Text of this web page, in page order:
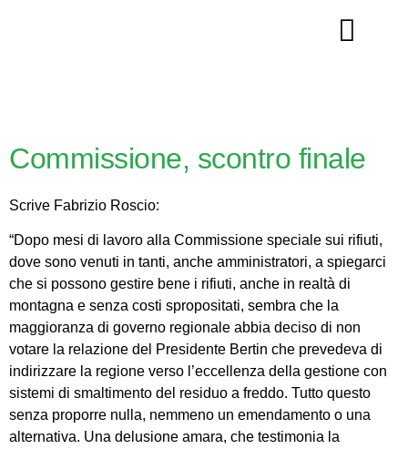
Commissione, scontro finale
Scrive Fabrizio Roscio:
“Dopo mesi di lavoro alla Commissione speciale sui rifiuti,
dove sono venuti in tanti, anche amministratori, a spiegarci
che si possono gestire bene i rifiuti, anche in realtà di
montagna e senza costi spropositati, sembra che la
maggioranza di governo regionale abbia deciso di non
votare la relazione del Presidente Bertin che prevedeva di
indirizzare la regione verso l’eccellenza della gestione con
sistemi di smaltimento del residuo a freddo. Tutto questo
senza proporre nulla, nemmeno un emendamento o una
alternativa. Una delusione amara, che testimonia la